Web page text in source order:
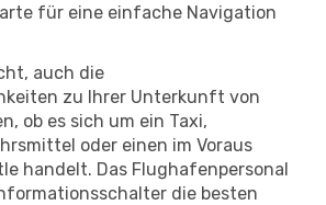
für eine einfache Navigation
auch die
zu Ihrer Unterkunft von
ob es sich um ein Taxi,
oder einen im Voraus
handelt. Das Flughafenpersonal
die besten